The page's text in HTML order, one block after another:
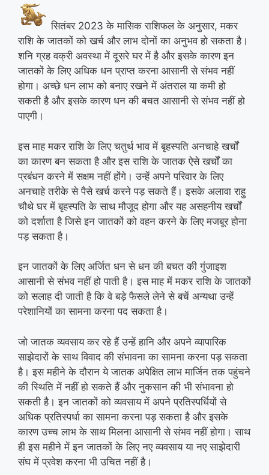
सितंबर 2023 के मासिक राशिफल के अनुसार, मकर
राशि के जातकों को खर्च और लाभ दोनों का अनुभव हो सकता है।
शनि ग्रह वक्री अवस्था में दूसरे घर में है और इसके कारण इन
जातकों के लिए अधिक धन प्राप्त करना आसानी से संभव नहीं
होगा। अच्छे धन लाभ को बनाए रखने में अंतराल या कमी हो
सकती है और इसके कारण धन की बचत आसानी से संभव नहीं हो
पाएगी।
इस माह मकर राशि के लिए चतुर्थ भाव में बृहस्पति अनचाहे खर्चों
का कारण बन सकता है और इस राशि के जातक ऐसे खर्चों का
प्रबंधन करने में सक्षम नहीं होंगे। उन्हें अपने परिवार के लिए
अनचाहे तरीके से पैसे खर्च करने पड़ सकते हैं। इसके अलावा राहु
चौथे घर में बृहस्पति के साथ मौजूद होगा और यह असहनीय खर्चों
को दर्शाता है जिसे इन जातकों को वहन करने के लिए मजबूर होना
पड़ सकता है।
इन जातकों के लिए अर्जित धन से धन की बचत की गुंजाइश
आसानी से संभव नहीं हो पाती है। इस माह में मकर राशि के जातकों
को सलाह दी जाती है कि वे बड़े फैसले लेने से बचें अन्यथा उन्हें
परेशानियों का सामना करना पद सकता है।
जो जातक व्यवसाय कर रहे हैं उन्हें हानि और अपने व्यापारिक
साझेदारों के साथ विवाद की संभावना का सामना करना पड़ सकता
है। इस महीने के दौरान ये जातक अपेक्षित लाभ मार्जिन तक पहुंचने
की स्थिति में नहीं हो सकते हैं और नुकसान की भी संभावना हो
सकती है। इन जातकों को व्यवसाय में अपने प्रतिस्पर्धियों से
अधिक प्रतिस्पर्धा का सामना करना पड़ सकता है और इसके
कारण उच्च लाभ के साथ मिलना आसानी से संभव नहीं होगा। साथ
ही इस महीने में इन जातकों के लिए नए व्यवसाय या नए साझेदारी
संघ में प्रवेश करना भी उचित नहीं है।